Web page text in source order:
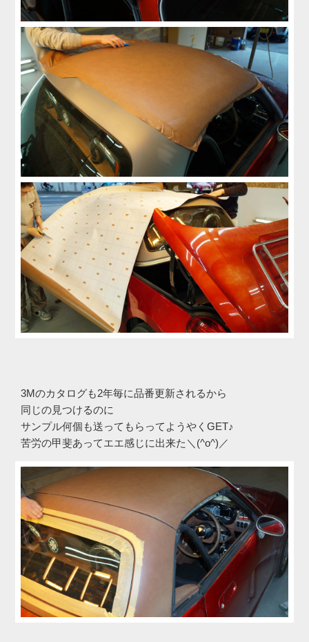
3Mのカタログも2年毎に品番更新されるから
同じの見つけるのに
サンプル何個も送ってもらってようやくGET♪
苦労の甲斐あってエエ感じに出来た＼(^o^)／